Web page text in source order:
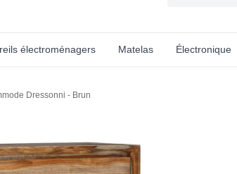
électroménagers Matelas Électronique
Dressonni - Brun